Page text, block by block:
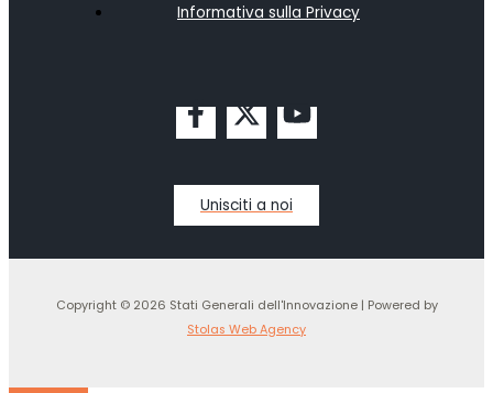
Informativa sulla Privacy
Unisciti a noi
Copyright © 2026 Stati Generali dell'Innovazione | Powered by
Stolas Web Agency